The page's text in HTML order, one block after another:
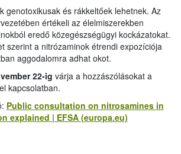
genotoxikusak és rákkeltőek lehetnek. Az
értékeli az élelmiszerekben
eredő közegészségügyi kockázatokat.
szerint a nitrózaminok étrendi expozíciója
aggodalomra adhat okot.
22-ig várja a hozzászólásokat a
kapcsolatban.
Public consultation on nitrosamines in
explained | EFSA (europa.eu)